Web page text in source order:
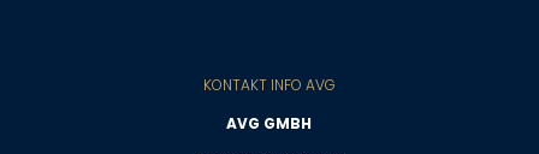
KONTAKT INFO AVG
AVG GMBH